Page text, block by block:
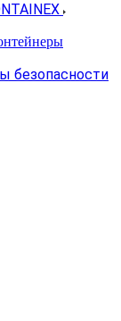
безопасности